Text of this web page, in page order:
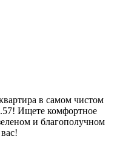
в самом чистом
Ищете комфортное
и благополучном